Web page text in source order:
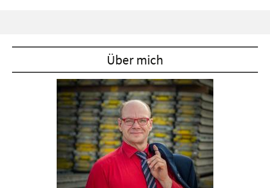
Über mich